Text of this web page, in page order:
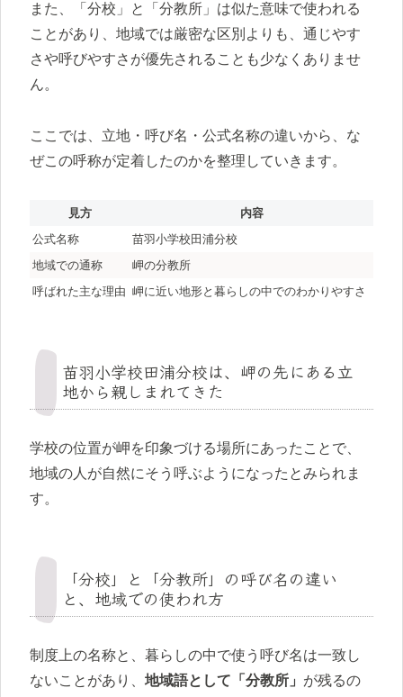
また、「分校」と「分教所」は似た意味で使われる
ことがあり、地域では厳密な区別よりも、通じやす
さや呼びやすさが優先されることも少なくありませ
ん。
ここでは、立地・呼び名・公式名称の違いから、な
ぜこの呼称が定着したのかを整理していきます。
見方
内容
公式名称
苗羽小学校田浦分校
地域での通称
岬の分教所
呼ばれた主な理由 岬に近い地形と暮らしの中でのわかりやすさ
苗羽小学校田浦分校は、岬の先にある立
地から親しまれてきた
学校の位置が岬を印象づける場所にあったことで、
地域の人が自然にそう呼ぶようになったとみられま
す。
「分校」と「分教所」の呼び名の違い
と、地域での使われ方
制度上の名称と、暮らしの中で使う呼び名は一致し
ないことがあり、 地域語として「分教所」 が残るの